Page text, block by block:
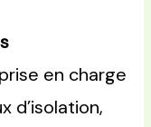
en charge
d’isolation,